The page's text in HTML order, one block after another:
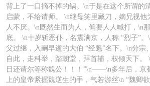
背上了一口摘不掉的锅。\n于是在这个所谓的
启蒙，不给请师。 \n继母笑里藏刀，嫡兄视他
人不厌。\n既然生而为人，偏要人人喊打，\n
底。 \n十岁斩恶仆，名震满京，人称 “烈子”
父过继，入嗣早逝的大伯 “经魁”名下。\n分宗
自此，走科举，踏朝堂，拜首辅，权倾天下。
日还请尔等称魏公！！！”\n——\n多年后，京
上的皇帝紧握魏逆生的手，气若游丝\n “魏卿